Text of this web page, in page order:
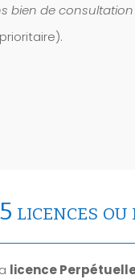
bien de
licences ou
licence